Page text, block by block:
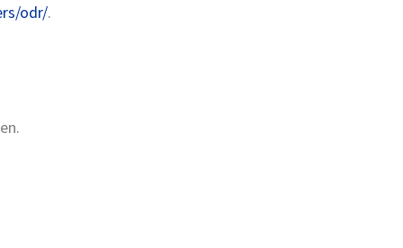
odr/.